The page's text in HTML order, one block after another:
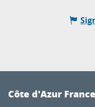
Côte d'Azur